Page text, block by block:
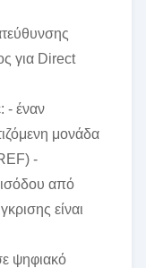
για Direct
- έναν
μονάδα
-
από
είναι
ψηφιακό